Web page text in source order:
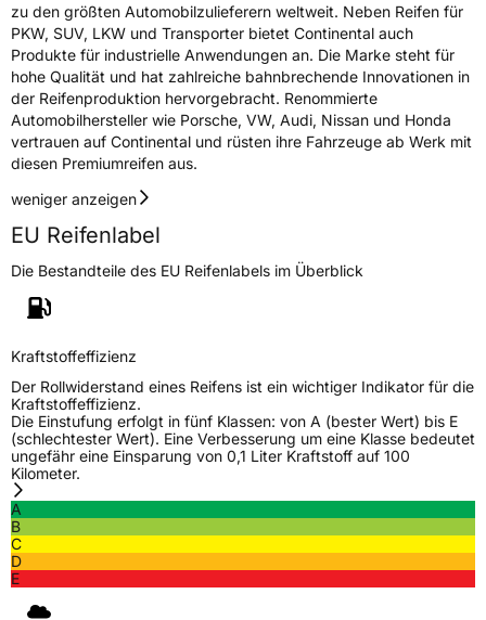
zu den größten Automobilzulieferern weltweit. Neben Reifen für
PKW, SUV, LKW und Transporter bietet Continental auch
Produkte für industrielle Anwendungen an. Die Marke steht für
hohe Qualität und hat zahlreiche bahnbrechende Innovationen in
der Reifenproduktion hervorgebracht. Renommierte
Automobilhersteller wie Porsche, VW, Audi, Nissan und Honda
vertrauen auf Continental und rüsten ihre Fahrzeuge ab Werk mit
diesen Premiumreifen aus.
weniger anzeigen
EU Reifenlabel
Die Bestandteile des EU Reifenlabels im Überblick
Kraftstoffeffizienz
Der Rollwiderstand eines Reifens ist ein wichtiger Indikator für die
Kraftstoffeffizienz.
Die Einstufung erfolgt in fünf Klassen: von A (bester Wert) bis E
(schlechtester Wert). Eine Verbesserung um eine Klasse bedeutet
ungefähr eine Einsparung von 0,1 Liter Kraftstoff auf 100
Kilometer.
A
B
C
D
E